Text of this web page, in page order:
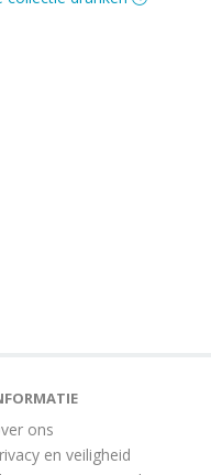
ons
en veiligheid